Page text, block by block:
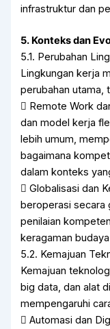
infrastruktur dan
5. Konteks dan
5.1. Perubahan
Lingkungan kerja
perubahan utama,
 Remote Work
dan model kerja
lebih umum,
bagaimana
dalam konteks
 Globalisasi dan
beroperasi secara
penilaian
keragaman
5.2. Kemajuan
Kemajuan
big data, dan alat
mempengaruhi
 Automasi dan